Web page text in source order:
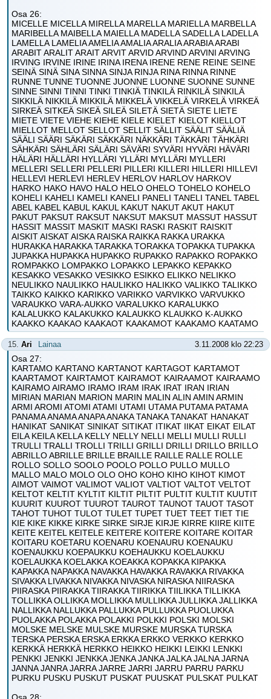
Osa 26:
MICELLE MICELLA MIRELLA MARELLA MARIELLA MARBELLA
MARIBELLA MAIBELLA MAIELLA MADELLA SADELLA LADELLA
LAMELLA LAMELIA AMELIA AMALIA ARALIA ARABIA ARABI
ARABIT ARALIT ARAIT ARVIT ARVID ARVIND ARVINI ARVING
IRVING IRVINE IRINE IRINA IRENA IRENE RENE REINE SEINE
SEINÄ SINÄ SINA SINNA SINJA RINJA RINA RINNA RINNE
RUNNE TUNNE TUONNE JUONNE LUONNE SUONNE SUNNE
SINNE SINNI TINNI TINKI TINKIÄ TINKILÄ RINKILÄ SINKILÄ
SIKKILÄ NIKKILÄ MIKKILÄ MIKKELÄ VIKKELÄ VIRKELÄ VIRKEÄ
SIRKEÄ SITKEÄ SIKEÄ SILEÄ SILETÄ SIETÄ SIETE LIETE
MIETE VIETE VIEHE KIEHE KIELE KIELET KIELOT KIELLOT
MIELLOT MELLOT SELLOT SELLIT SÄLLIT SÄÄLIT SÄÄLIÄ
SÄÄLI SÄÄRI SÄKÄRI SÄKKÄRI NÄKKÄRI TÄKKÄRI TÄHKÄRI
SÄHKÄRI SÄHLÄRI SÄLÄRI SÄVÄRI SYVÄRI HYVÄRI HÄVÄRI
HÄLÄRI HÄLLÄRI HYLLÄRI YLLÄRI MYLLÄRI MYLLERI
MELLERI SELLERI PELLERI PILLERI KILLERI HILLERI HILLEVI
HELLEVI HERLEVI HERLEV HERLOV HARLOV HARKOV
HARKO HAKO HAVO HALO HELO OHELO TOHELO KOHELO
KOHELI KAHELI KAMELI KANELI PANELI TANELI TANEL TABEL
ABEL KABEL KABUL KAKUL KAKUT NAKUT AKUT HAKUT
PAKUT PAKSUT RAKSUT NAKSUT MAKSUT MASSUT HASSUT
HASSIT MASSIT MASKIT MASKI RASKI RASKIT RAISKIT
AISKIT AISKAT AISKA RAISKA RAIKKA RAKKA URAKKA
HURAKKA HARAKKA TARAKKA TORAKKA TOPAKKA TUPAKKA
JUPAKKA HUPAKKA HUPAKKO RUPAKKO RAPAKKO ROPAKKO
ROMPAKKO LOMPAKKO LOPAKKO LEPAKKO KEPAKKO
KESAKKO VESAKKO VESIKKO ESIKKO ELIKKO NELIKKO
NEULIKKO NAULIKKO HAULIKKO HALIKKO VALIKKO TALIKKO
TAIKKO KAIKKO KARIKKO VARIKKO VARVIKKO VARVUKKO
VARAUKKO VARA-AUKKO VARALUKKO KARALUKKO
KALALUKKO KALAKUKKO KALAUKKO KLAUKKO K-AUKKO
KAAKKO KAAKAO KAAKAOT KAAKAMOT KAAKAMO KAATAMO
15. Ari Lainaa 3.11.2008 klo 22:23
Osa 27:
KARTAMO KARTANO KARTANOT KARTAGOT KARTAMOT
KAARTAMOT KAIRTAMOT KAIRAMOT KAIRAAMOT KAIRAAMO
KAIRAMO AIRAMO IRAMO IRAM IRAK IRAT IRAN IRIAN
MIRIAN MARIAN MARION MARIN MALIN ALIN AMIN ARMIN
ARMI AROMI ATOMI ATAMI UTAMI UTAMA PUTAMA PATAMA
PANAMA ANAMA ANAPA ANAKA TANAKA TANAKAT HANAKAT
HANIKAT SANIKAT SINIKAT SITIKAT ITIKAT IIKAT EIKAT EILAT
EILA KEILA KELLA KELLY NELLY NELLI MELLI MULLI RULLI
TRULLI TRALLI TROLLI TRILLI GRILLI DRILLI DRILLO BRILLO
ABRILLO ABRILLE BRILLE BRAILLE RAILLE RALLE ROLLE
ROLLO SOLLO SOOLO POOLO POLLO PULLO MULLO
MALLO MALO MOLO OLO OHO KOHO KIHO KIHOT KIMOT
AIMOT VAIMOT VALIMOT VALIOT VALTIOT VALTOT VELTOT
KELTOT KELTIT KYLTIT KILTIT PILTIT PULTIT KULTIT KUUTIT
KUURIT KUUROT TUUROT TAUROT TAUNOT TAUOT TASOT
TAHOT TUHOT TULOT TULET TUPET TUET TEET TIET TIE
KIE KIKE KIKKE KIRKE SIRKE SIRJE KIRJE KIRRE KIIRE KIITE
KEITE KEITEL KEITELE KEITERE KOITERE KOITARE KOITAR
KOITARU KOETARU KOENARU KOENAURU KOENAUKU
KOENAUKKU KOEPAUKKU KOEHAUKKU KOELAUKKU
KOELAUKKA KOELAKKA KOEAKKA KOPAKKA KIPAKKA
KAPAKKA NAPAKKA NAVAKKA HAVAKKA RAVAKKA RIVAKKA
SIVAKKA LIVAKKA NIVAKKA NIVASKA NIRASKA NIIRASKA
PIIRASKA PIIRAKKA TIIRAKKA TIIRIKKA TIILIKKA TILLIKKA
TOLLIKKA OLLIKKA MOLLIKKA MULLIKKA JULLIKKA JALLIKKA
NALLIKKA NALLUKKA PALLUKKA PULLUKKA PUOLUKKA
PUOLAKKA POLAKKA POLAKKI POLKKI POLSKI MOLSKI
MOLSKE MELSKE MULSKE MURSKE MURSKA TURSKA
TERSKA PERSKA ERSKA ERKKA ERKKO VERKKO KERKKO
KERKKÄ HERKKÄ HERKKO HEIKKO HEIKKI LEIKKI LENKKI
PENKKI JENKKI JENKKA JENKA JANKA JALKA JALNA JARNA
JANNA JANRA JARRA JARRE JARRI JARRU PARRU PARKU
PURKU PUSKU PUSKUT PUSKAT PUUSKAT PULSKAT PULKAT